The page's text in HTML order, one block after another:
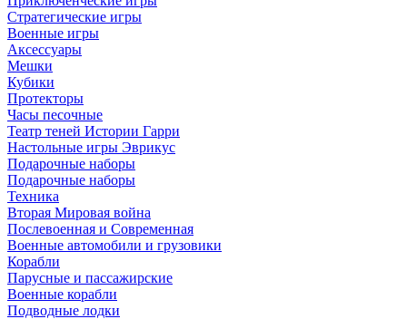
Стратегические игры
Военные игры
Аксессуары
Мешки
Кубики
Протекторы
Часы песочные
Театр теней Истории Гарри
Настольные игры Эврикус
Подарочные наборы
Подарочные наборы
Техника
Вторая Мировая война
Послевоенная и Современная
Военные автомобили и грузовики
Корабли
Парусные и пассажирские
Военные корабли
Подводные лодки